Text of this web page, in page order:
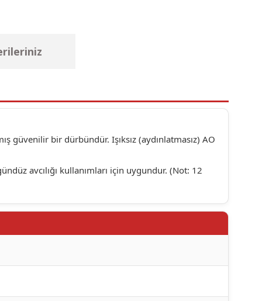
güvenilir bir dürbündür. Işıksız (aydınlatmasız) AO
avcılığı kullanımları için uygundur. (Not: 12